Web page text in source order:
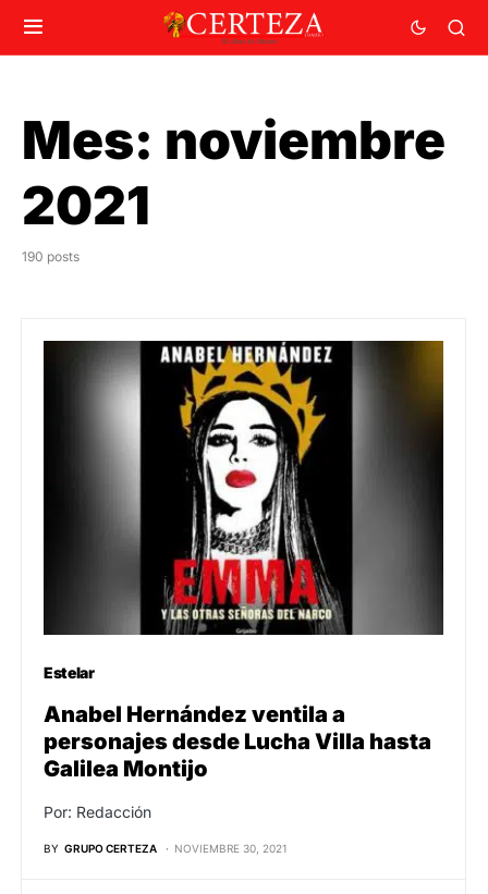
Mes: noviembre
2021
190 posts
Estelar
Anabel Hernández ventila a
personajes desde Lucha Villa hasta
Galilea Montijo
Por: Redacción
BY GRUPO CERTEZA NOVIEMBRE 30, 2021